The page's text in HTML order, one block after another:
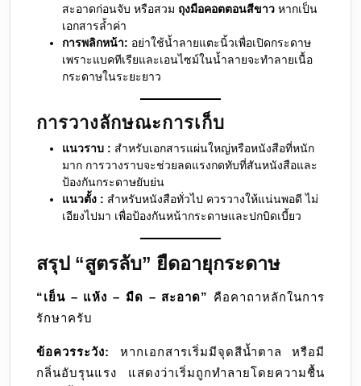
สะอาดก่อนจับ หรือสวม ถุงมือคอตตอนสีขาว หากเป็น
เอกสารล้ำค่า
การพลิกหน้า: อย่าใช้น้ำลายแตะนิ้วเพื่อเปิดกระดาษ
เพราะแบคทีเรียและเอนไซม์ในน้ำลายจะทำลายเนื้อ
กระดาษในระยะยาว
การวางลักษณะการเก็บ
แนวราบ : สำหรับเอกสารแผ่นใหญ่หรือหนังสือที่หนัก
มาก การวางราบจะช่วยลดแรงกดทับที่สันหนังสือและ
ป้องกันกระดาษยับย่น
แนวตั้ง : สำหรับหนังสือทั่วไป ควรวางให้แน่นพอดี ไม่
เอียงไปมา เพื่อป้องกันหน้ากระดาษและปกบิดเบี้ยว
สรุป “สูตรลับ” ยืดอายุกระดาษ
“เย็น – แห้ง – มืด – สะอาด” คือคาถาหลักในการ
รักษาครับ
ข้อควรระวัง:
หากเอกสารเริ่มมีจุดสีน้ำตาล หรือมี
กลิ่นอับรุนแรง แสดงว่าเริ่มถูกทำลายโดยความชื้น